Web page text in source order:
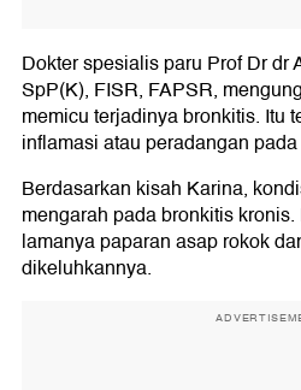
Dokter spesialis paru Prof Dr dr
SpP(K), FISR, FAPSR,
memicu terjadinya bronkitis. Itu
inflamasi atau peradangan
Berdasarkan kisah Karina,
mengarah pada bronkitis
lamanya paparan asap rokok
dikeluhkannya.